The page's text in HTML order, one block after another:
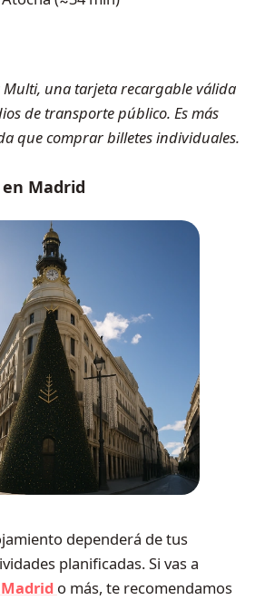
Multi, una tarjeta recargable válida
de transporte público. Es más
que comprar billetes individuales.
Madrid
dependerá de tus
planificadas. Si vas a
o más, te recomendamos